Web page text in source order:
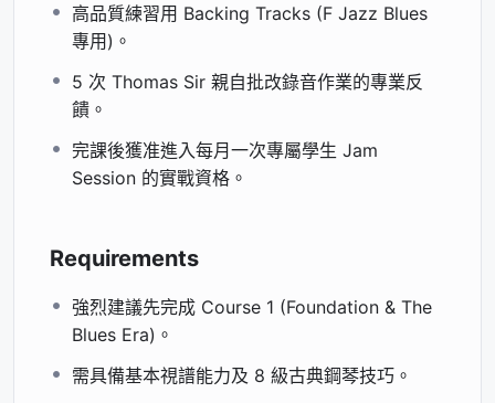
高品質練習用 Backing Tracks (F Jazz Blues
專用)。
5 次 Thomas Sir 親自批改錄音作業的專業反
饋。
完課後獲准進入每月一次專屬學生 Jam
Session 的實戰資格。
Requirements
強烈建議先完成 Course 1 (Foundation & The
Blues Era)。
需具備基本視譜能力及 8 級古典鋼琴技巧。